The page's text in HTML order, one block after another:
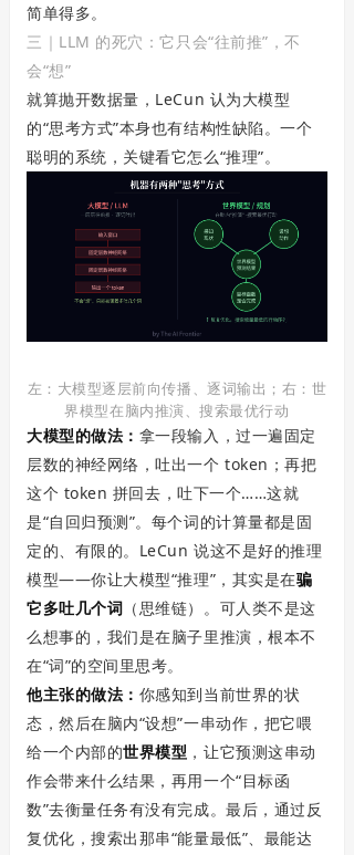
简单得多。
三｜LLM 的死穴：它只会“往前推”，不
会“想”
就算抛开数据量，LeCun 认为大模型
的“思考方式”本身也有结构性缺陷。一个
聪明的系统，关键看它怎么“推理”。
左：大模型逐层前向传播、逐词输出；右：世
界模型在脑内推演、搜索最优行动
大模型的做法： 拿一段输入，过一遍固定
层数的神经网络，吐出一个 token；再把
这个 token 拼回去，吐下一个……这就
是“自回归预测”。每个词的计算量都是固
定的、有限的。LeCun 说这不是好的推理
模型——你让大模型“推理”，其实是在骗
它多吐几个词 （思维链）。可人类不是这
么想事的，我们是在脑子里推演，根本不
在“词”的空间里思考。
他主张的做法： 你感知到当前世界的状
态，然后在脑内“设想”一串动作，把它喂
给一个内部的世界模型 ，让它预测这串动
作会带来什么结果，再用一个“目标函
数”去衡量任务有没有完成。最后，通过反
复优化，搜索出那串“能量最低”、最能达